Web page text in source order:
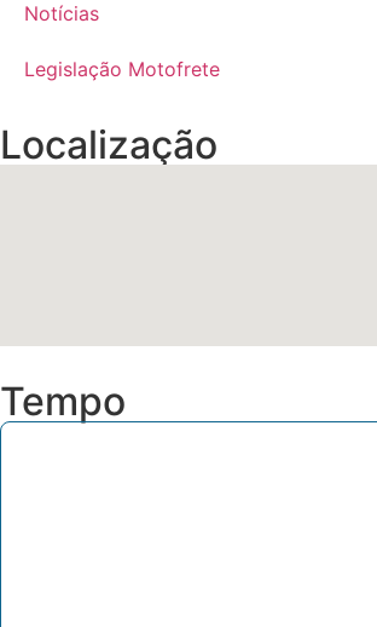
Notícias
Legislação Motofrete
Localização
Tempo